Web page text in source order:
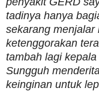
tadinya hanya
sekarang menjalar
ketenggorakan
tambah lagi
Sungguh
keinginan untuk